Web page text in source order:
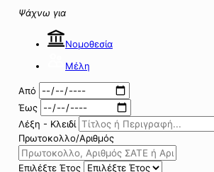
Ψάχνω για
Νομοθεσία
Μέλη
Από
Έως
Λέξη - Κλειδί
Πρωτοκολλο/Αριθμός
Επιλέξτε Έτος